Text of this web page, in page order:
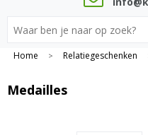
Home > Relatiegeschenken
Medailles